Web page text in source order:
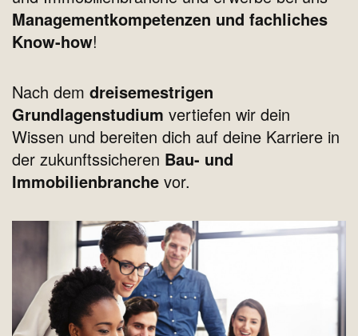
Managementkompetenzen und fachliches
Know-how!
Nach dem dreisemestrigen
Grundlagenstudium vertiefen wir dein
Wissen und bereiten dich auf deine Karriere in
der zukunftssicheren Bau- und
Immobilienbranche vor.